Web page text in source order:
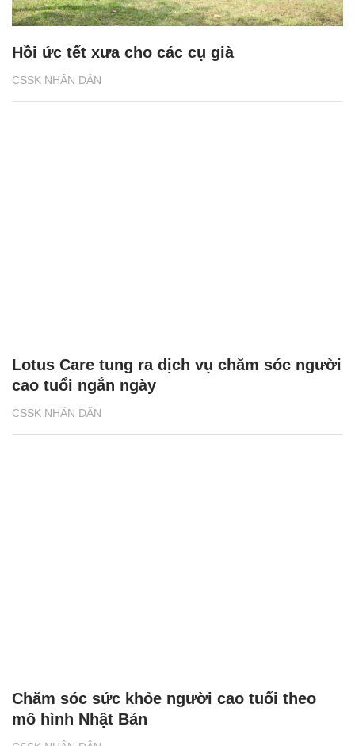
CSSK NHÂN DÂN
Hồi ức tết xưa cho các cụ già
CSSK NHÂN DÂN
Lotus Care tung ra dịch vụ chăm sóc người
cao tuổi ngắn ngày
Chăm sóc sức khỏe người cao tuổi theo
mô hình Nhật Bản